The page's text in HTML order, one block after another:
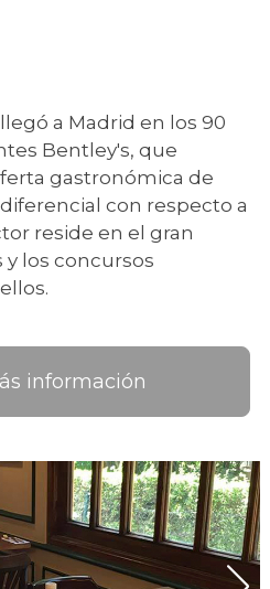
a Madrid en los 90
Bentley's, que
gastronómica de
con respecto a
reside en el gran
los concursos
información